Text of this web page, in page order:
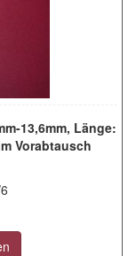
13,6mm, Länge:
Vorabtausch